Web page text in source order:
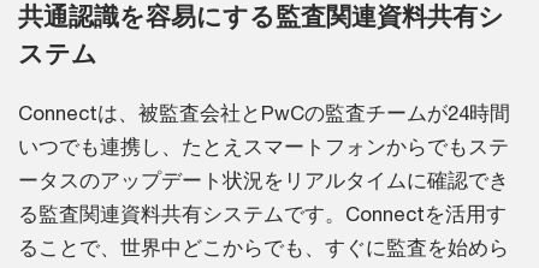
共通認識を容易にする監査関連資料共有シ
ステム
Connectは、被監査会社とPwCの監査チームが24時間
いつでも連携し、たとえスマートフォンからでもステ
ータスのアップデート状況をリアルタイムに確認でき
る監査関連資料共有システムです。Connectを活用す
ることで、世界中どこからでも、すぐに監査を始めら